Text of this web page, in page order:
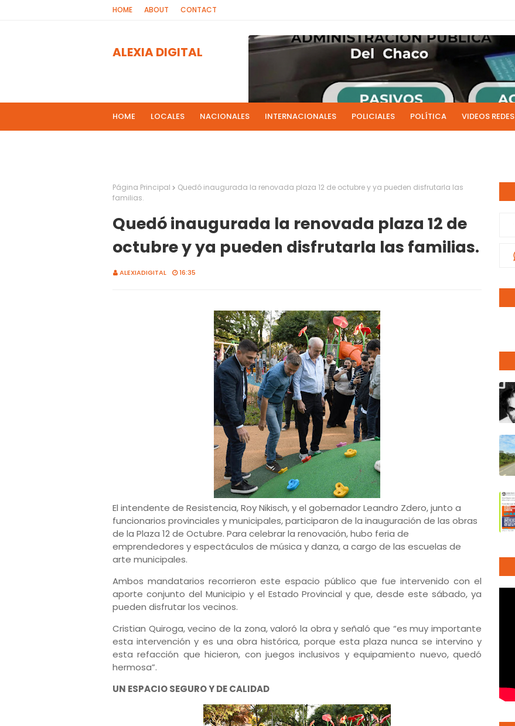
HOME ABOUT CONTACT
ALEXIA DIGITAL
HOME LOCALES NACIONALES INTERNACIONALES POLICIALES POLÍTICA VIDEOS REDES
Página Principal
Quedó inaugurada la renovada plaza 12 de octubre y ya pueden disfrutarla las
familias.
Quedó inaugurada la renovada plaza 12 de
octubre y ya pueden disfrutarla las familias.
ALEXIADIGITAL 16:35
El intendente de Resistencia, Roy Nikisch, y el gobernador Leandro Zdero, junto a
funcionarios provinciales y municipales, participaron de la inauguración de las obras
de la Plaza 12 de Octubre. Para celebrar la renovación, hubo feria de
emprendedores y espectáculos de música y danza, a cargo de las escuelas de
arte municipales.
Ambos mandatarios recorrieron este espacio público que fue intervenido con el
aporte conjunto del Municipio y el Estado Provincial y que, desde este sábado, ya
pueden disfrutar los vecinos.
Cristian Quiroga, vecino de la zona, valoró la obra y señaló que “es muy importante
esta intervención y es una obra histórica, porque esta plaza nunca se intervino y
esta refacción que hicieron, con juegos inclusivos y equipamiento nuevo, quedó
hermosa”.
UN ESPACIO SEGURO Y DE CALIDAD